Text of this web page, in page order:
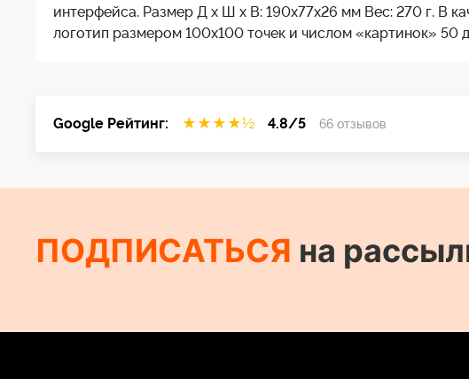
интерфейса. Размер Д x Ш x В: 190x77x26 мм Вес: 270 г. В
логотип размером 100х100 точек и числом «картинок» 50
Google Рейтинг: ★ ★ ★ ★½ 4.8/5 66 отзывов
ПОДПИСАТЬСЯ на